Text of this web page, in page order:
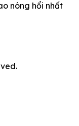
nóng hổi nhất